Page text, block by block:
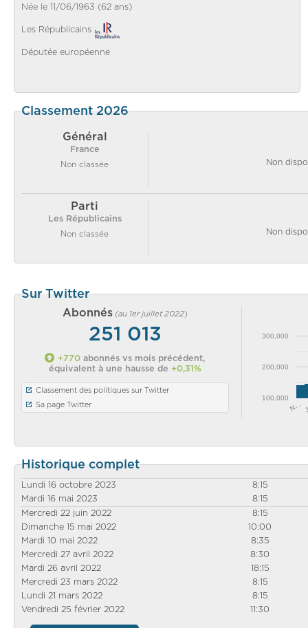
Née le 11/06/1963 (62 ans)
Les Républicains
Députée européenne
Classement 2026
Général
France
Non classée Non
Parti
Les Républicains
Non classée Non
Sur Twitter
Abonnés (au 1er juillet 2022)
251 013
+770abonnés vs mois précédent,
équivalent à une hausse de +0,31%
Classement des politiques sur Twitter
Sa page Twitter
N…
100,000
200,000
300,000
Historique complet
Lundi 16 octobre 2023 8:15
Mardi 16 mai 2023
8:15
Mercredi 22 juin 2022
8:15
Dimanche 15 mai 2022
10:00
Mardi 10 mai 2022
8:35
Mercredi 27 avril 2022
8:30
Mardi 26 avril 2022
18:15
Mercredi 23 mars 2022
8:15
Lundi 21 mars 2022
8:15
Vendredi 25 février 2022
11:30